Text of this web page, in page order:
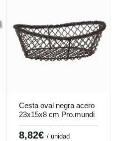
Cesta oval negra acero
23x15x8 cm Pro.mundi
8,82€ / unidad